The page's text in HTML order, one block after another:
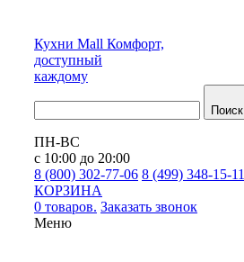
Кухни Mall Комфорт,
доступный
каждому
Поиск
ПН-ВС
с 10:00 до 20:00
8 (800) 302-77-06 8 (499) 348-15-11
КОРЗИНА
0 товаров. Заказать звонок
Меню